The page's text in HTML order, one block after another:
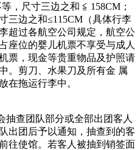
，尺寸三边之和 ≦ 158CM；
三边之和≤115CM（具体行李
超过各航空公司规定，航空公
座位的婴儿机票不享受与成人
票，现金等贵重物品及护照请
。剪刀、水果刀及所有金 属
在拖运行李中。
抽查团队部分或全部出团客人
出团后予以通知，抽查到的客
往使馆。若客人被抽到销签面